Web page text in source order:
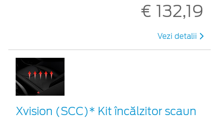
€ 132,19
Vezi detalii
Xvision (SCC)* Kit încălzitor scaun